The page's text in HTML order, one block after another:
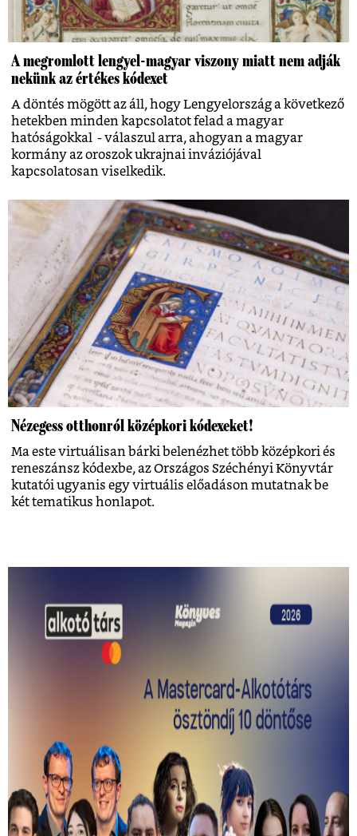
A megromlott lengyel-magyar viszony miatt nem adják
nekünk az értékes kódexet
A döntés mögött az áll, hogy Lengyelország a következő
hetekben minden kapcsolatot felad a magyar
hatóságokkal - válaszul arra, ahogyan a magyar
kormány az oroszok ukrajnai inváziójával
kapcsolatosan viselkedik.
Nézegess otthonról középkori kódexeket!
Ma este virtuálisan bárki belenézhet több középkori és
reneszánsz kódexbe, az Országos Széchényi Könyvtár
kutatói ugyanis egy virtuális előadáson mutatnak be
két tematikus honlapot.
Kiválasztották a 2026-os Mastercard -
Alkotótárs ösztöndíj 10 döntősét!